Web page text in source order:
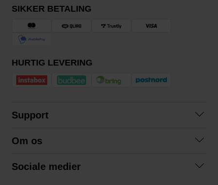
SIKKER BETALING
HURTIG LEVERING
Support
Betingelser
Om os
Sociale medier